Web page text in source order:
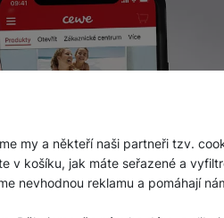
my a někteří naši partneři tzv.
v košíku, jak máte seřazené a
nevhodnou reklamu a pomáhají